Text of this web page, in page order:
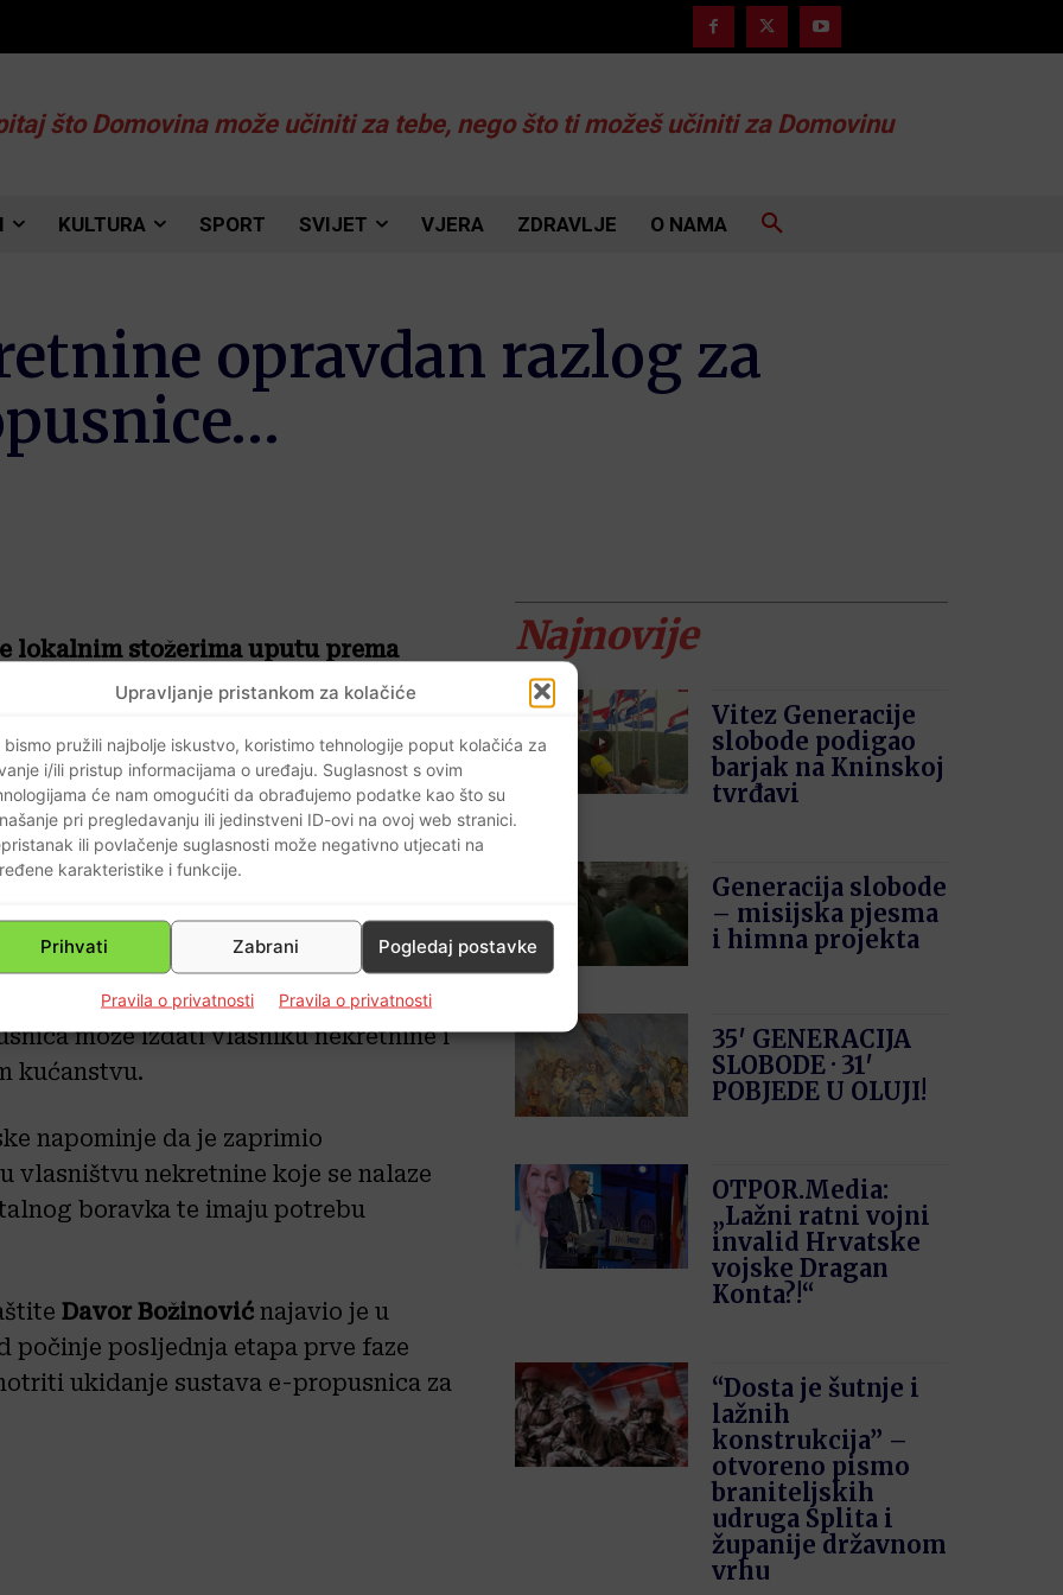
Upravljanje pristankom za kolačiće
bismo pružili najbolje iskustvo, koristimo tehnologije poput kolačića za
i/ili pristup informacijama o uređaju. Suglasnost s ovim
će nam omogućiti da obrađujemo podatke kao što su
pri pregledavanju ili jedinstveni ID-ovi na ovoj web stranici.
ili povlačenje suglasnosti može negativno utjecati na
karakteristike i funkcije.
Prihvati Zabrani Pogledaj postavke
Pravila o privatnosti Pravila o privatnosti
što Domovina može učiniti za tebe, nego što ti možeš učiniti za Domovinu
KULTURA SPORT SVIJET VJERA ZDRAVLJE O NAMA
opravdan razlog za
lokalnim stožerima uputu prema
prebivališta opravdan razlog za
se uputa nadležnim stožerima
mjesta odredišta kad su
u vlasništvu smatra vitalnim
napuštanja mjesta
opravdan razlog za
stranicama Ravnateljstva civilne
može izdati vlasniku nekretnine i
kućanstvu.
napominje da je zaprimio
vlasništvu nekretnine koje se nalaze
boravka te imaju potrebu
Davor Božinović najavio je u
počinje posljednja etapa prve faze
ukidanje sustava e-propusnica za
Najnovije
Vitez Generacije
slobode podigao
barjak na Kninskoj
tvrđavi
Generacija slobode
– misijska pjesma
i himna projekta
35′ GENERACIJA
SLOBODE · 31′
POBJEDE U OLUJI!
OTPOR.Media:
„Lažni ratni vojni
invalid Hrvatske
vojske Dragan
Konta?!“
“Dosta je šutnje i
lažnih
konstrukcija” –
otvoreno pismo
braniteljskih
udruga Splita i
županije državnom
vrhu